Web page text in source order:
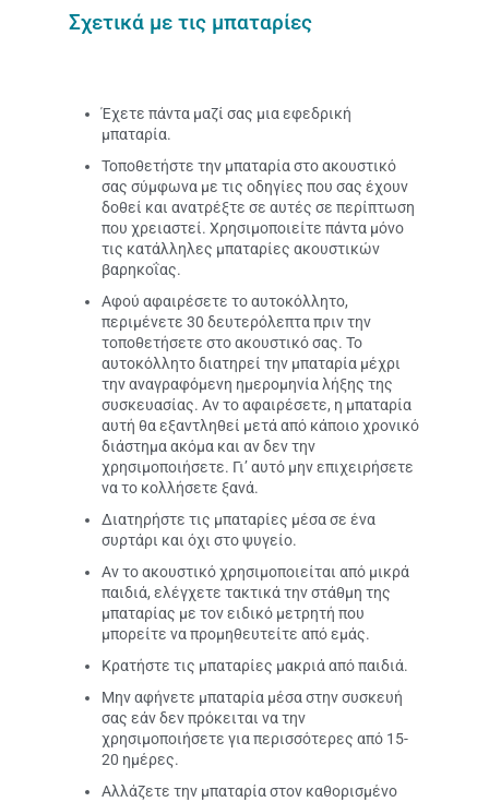
Σχετικά με τις μπαταρίες
Έχετε πάντα μαζί σας μια εφεδρική
μπαταρία.
Τοποθετήστε την μπαταρία στο ακουστικό
σας σύμφωνα με τις οδηγίες που σας έχουν
δοθεί και ανατρέξτε σε αυτές σε περίπτωση
που χρειαστεί. Χρησιμοποιείτε πάντα μόνο
τις κατάλληλες μπαταρίες ακουστικών
βαρηκοΐας.
Αφού αφαιρέσετε το αυτοκόλλητο,
περιμένετε 30 δευτερόλεπτα πριν την
τοποθετήσετε στο ακουστικό σας. Το
αυτοκόλλητο διατηρεί την μπαταρία μέχρι
την αναγραφόμενη ημερομηνία λήξης της
συσκευασίας. Αν το αφαιρέσετε, η μπαταρία
αυτή θα εξαντληθεί μετά από κάποιο χρονικό
διάστημα ακόμα και αν δεν την
χρησιμοποιήσετε. Γι’ αυτό μην επιχειρήσετε
να το κολλήσετε ξανά.
Διατηρήστε τις μπαταρίες μέσα σε ένα
συρτάρι και όχι στο ψυγείο.
Αν το ακουστικό χρησιμοποιείται από μικρά
παιδιά, ελέγχετε τακτικά την στάθμη της
μπαταρίας με τον ειδικό μετρητή που
μπορείτε να προμηθευτείτε από εμάς.
Κρατήστε τις μπαταρίες μακριά από παιδιά.
Μην αφήνετε μπαταρία μέσα στην συσκευή
σας εάν δεν πρόκειται να την
χρησιμοποιήσετε για περισσότερες από 15-
20 ημέρες.
Αλλάζετε την μπαταρία στον καθορισμένο